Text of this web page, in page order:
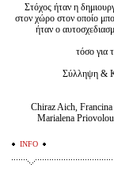
Στόχος ήταν η
στον χώρο στον οποίο
ήταν ο
τόσο για
Σύλληψη &
Chiraz Aich,
Marialena
INFO